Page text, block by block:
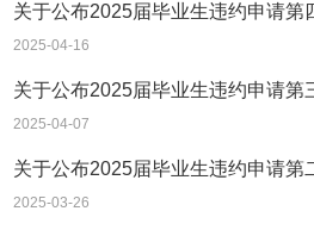
2025-04-16
2025-04-07
2025-03-26